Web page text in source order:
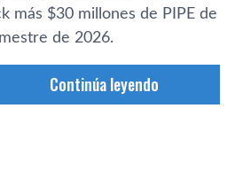
más $30 millones de PIPE de
de 2026.
Continúa leyendo